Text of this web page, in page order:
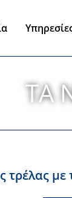
ΤΑ
τρέλας